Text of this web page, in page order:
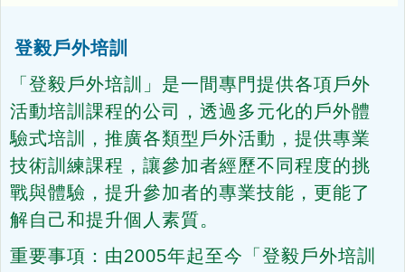
登毅戶外培訓
「登毅戶外培訓」是一間專門提供各項戶外
活動培訓課程的公司，透過多元化的戶外體
驗式培訓，推廣各類型戶外活動，提供專業
技術訓練課程，讓參加者經歷不同程度的挑
戰與體驗，提升參加者的專業技能，更能了
解自己和提升個人素質。
重要事項：由2005年起至今「登毅戶外培訓